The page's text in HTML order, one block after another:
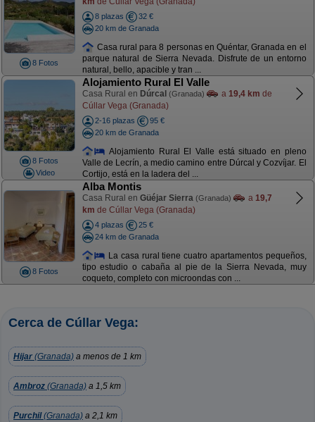
8 Fotos
8 plazas
32 €
20 km de Granada
Casa rural para 8 personas en Quéntar, Granada en el
parque natural de Sierra Nevada. Disfrute de un entorno
natural, bello, apacible y tran ...
8 Fotos
Video
Alojamiento Rural El Valle
Casa Rural en Dúrcal (Granada) a 19,4 km de
Cúllar Vega (Granada)
2-16 plazas
95 €
20 km de Granada
Alojamiento Rural El Valle está situado en pleno
Valle de Lecrín, a medio camino entre Dúrcal y Cozvíjar. El
Cortijo, está en la ladera del ...
8 Fotos
Alba Montis
Casa Rural en Güéjar Sierra (Granada) a 19,7
km de Cúllar Vega (Granada)
4 plazas
25 €
24 km de Granada
La casa rural tiene cuatro apartamentos pequeños,
tipo estudio o cabaña al pie de la Sierra Nevada, muy
coqueto, completo con microondas con ...
Cerca de Cúllar Vega:
Hijar (Granada) a menos de 1 km
Ambroz (Granada) a 1,5 km
Purchil(Granada) a 2,1 km